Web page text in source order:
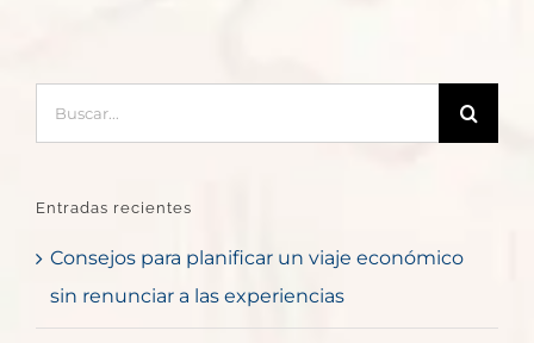
Entradas recientes
Consejos para planificar un viaje económico
sin renunciar a las experiencias